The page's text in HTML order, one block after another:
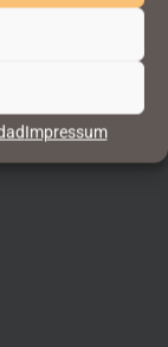
Impressum